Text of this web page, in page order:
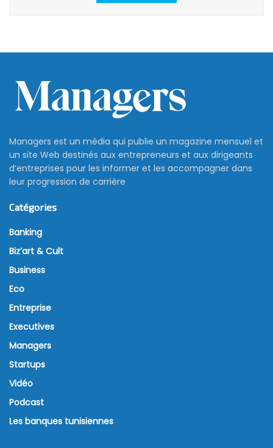
Managers est un média qui publie un magazine mensuel et
un site Web destinés aux entrepreneurs et aux dirigeants
d’entreprises pour les informer et les accompagner dans
leur progression de carrière
Catégories
Banking
Biz’art & Cult
Business
Eco
Entreprise
Executives
Managers
Startups
Vidéo
Podcast
Les banques tunisiennes